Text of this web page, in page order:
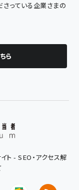
さっている企業さまの
ら
ト - SEO・アクセス解